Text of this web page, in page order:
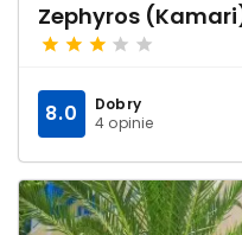
Zephyros
Dobry
4 opinie
8.0